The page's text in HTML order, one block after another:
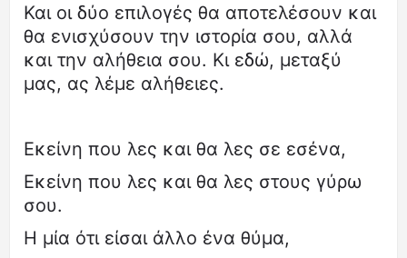
Και οι δύο επιλογές θα αποτελέσουν και
θα ενισχύσουν την ιστορία σου, αλλά
και την αλήθεια σου. Κι εδώ, μεταξύ
μας, ας λέμε αλήθειες.
Εκείνη που λες και θα λες σε εσένα,
Εκείνη που λες και θα λες στους γύρω
σου.
Η μία ότι είσαι άλλο ένα θύμα,